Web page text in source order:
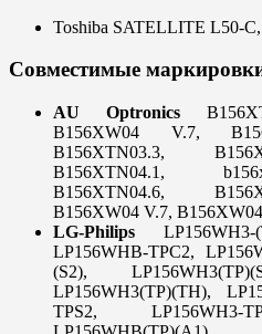
Toshiba SATELLITE L50-
Совместимые
AU Optronics
B156XW04 V.7,
B156XTN03.3,
B156XTN04.1,
B156XTN04.6,
B156XW04 V.7,
LG-Philips LP156WH3-
LP156WHB-TPC2,
(S2),
LP156WH3(TP)(TH),
TPS2, LP156WH3-